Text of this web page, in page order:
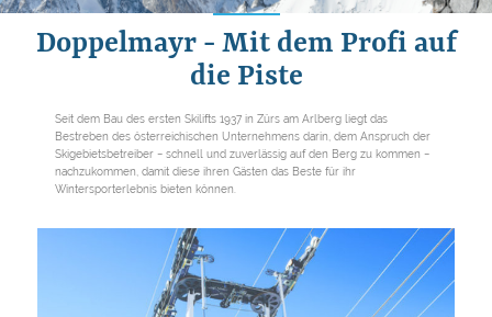
Doppelmayr - Mit dem Profi auf
die Piste
Seit dem Bau des ersten Skilifts 1937 in Zürs am Arlberg liegt das
Bestreben des österreichischen Unternehmens darin, dem Anspruch der
Skigebietsbetreiber − schnell und zuverlässig auf den Berg zu kommen −
nachzukommen, damit diese ihren Gästen das Beste für ihr
Wintersporterlebnis bieten können.